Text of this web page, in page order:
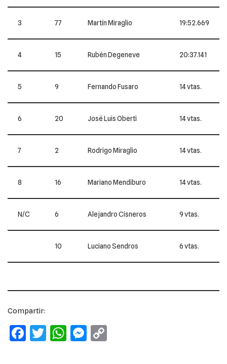
3 77 Martín Miraglio 19:52.669
4 15 Rubén Degeneve 20:37.141
5 9 Fernando Fusaro 14 vtas.
6 20 José Luis Oberti 14 vtas.
7 2 Rodrigo Miraglio 14 vtas.
8 16 Mariano Mendiburo 14 vtas.
N/C 6 Alejandro Cisneros 9 vtas.
10 Luciano Sendros 6 vtas.
Compartir:
F
T
W M